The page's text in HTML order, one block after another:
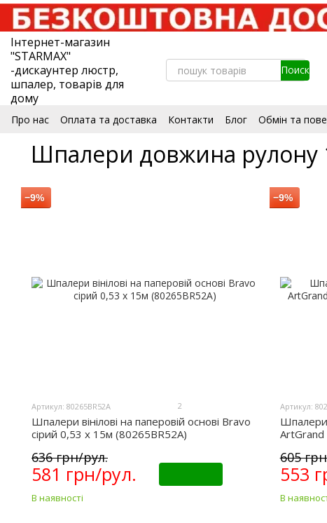
Інтернет-магазин
"STARMAX"
-дискаунтер люстр,
шпалер, товарів для
дому
Про нас Оплата та доставка Контакти Блог Обмін та
Шпалери довжина рулону
−9%
Артикул: 80265BR52A 2
Шпалери вінілові на паперовій основі Bravo
сірий 0,53 х 15м (80265BR52A)
636 грн/рул.
581 грн/рул.
В наявності
−9%
Артикул:
Шпалери
ArtGrand
605
553
В